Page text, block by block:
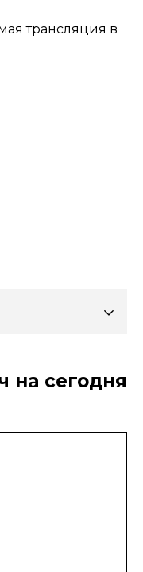
трансляция в
на сегодня